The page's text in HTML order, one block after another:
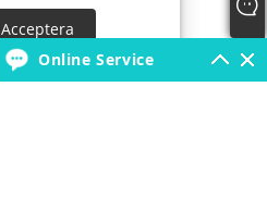
Acceptera
Online Service